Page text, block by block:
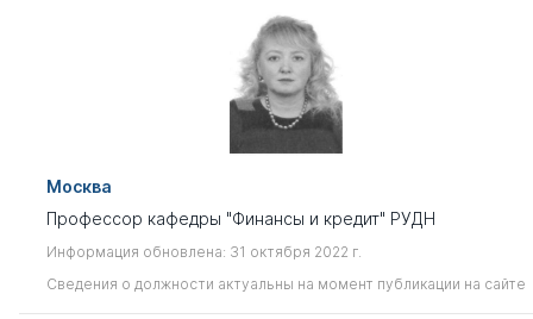
Москва
Профессор кафедры "Финансы и кредит" РУДН
Информация обновлена: 31 октября 2022 г.
Сведения о должности актуальны на момент публикации на сайте